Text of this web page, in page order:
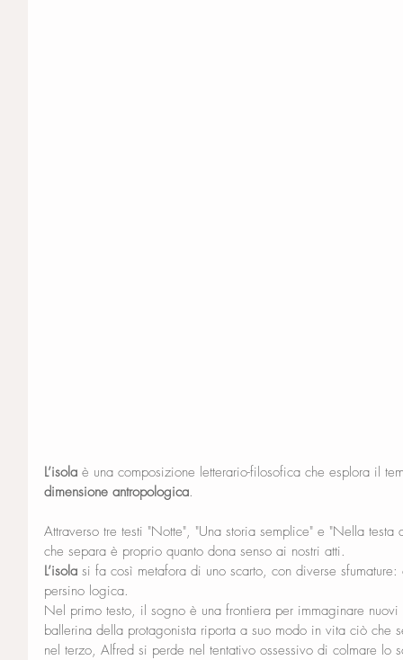
L’isola è una composizione letterario-filosofica che esplora il
dimensione antropologica.
Attraverso tre testi "Notte", "Una storia semplice" e "Nella
che separa è proprio quanto dona senso ai nostri atti.
L’isola si fa così metafora di uno scarto, con diverse
persino logica.
Nel primo testo, il sogno è una frontiera per immaginare
ballerina della protagonista riporta a suo modo in vita ciò che
nel terzo, Alfred si perde nel tentativo ossessivo di colmare lo